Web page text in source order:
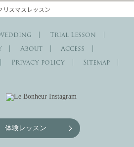
ール
リスマスレッスン
Trial Lesson
About
Access
Privacy policy
Sitemap
体験レッスン